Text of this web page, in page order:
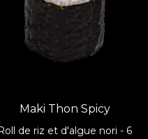
Maki Thon Spicy
de riz et d'algue nori - 6